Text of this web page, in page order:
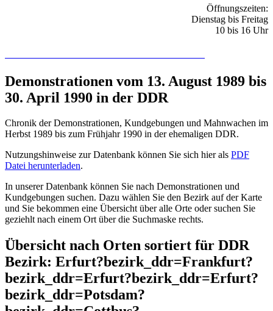
Öffnungszeiten:
Dienstag bis Freitag
10 bis 16 Uhr
Demonstrationen vom 13. August 1989 bis
30. April 1990 in der DDR
Chronik der Demonstrationen, Kundgebungen und Mahnwachen im
Herbst 1989 bis zum Frühjahr 1990 in der ehemaligen DDR.
Nutzungshinweise zur Datenbank können Sie sich hier als PDF
Datei herunterladen.
In unserer Datenbank können Sie nach Demonstrationen und
Kundgebungen suchen. Dazu wählen Sie den Bezirk auf der Karte
und Sie bekommen eine Übersicht über alle Orte oder suchen Sie
geziehlt nach einem Ort über die Suchmaske rechts.
Übersicht nach Orten sortiert für DDR
Bezirk: Erfurt?bezirk_ddr=Frankfurt?
bezirk_ddr=Erfurt?bezirk_ddr=Erfurt?
bezirk_ddr=Potsdam?